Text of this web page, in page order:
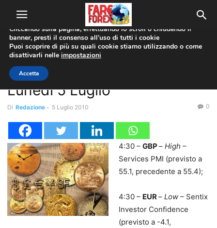
Home Analisi Tecnica
Analisi Tecnica
Forex Market Movers –
Lunedì 5 Luglio
Di Redazione - 5 Luglio 2010 0
4:30 – GBP – High –
Services PMI (previsto a
55.1, precedente a 55.4);
4:30 – EUR– Low – Sentix
Investor Confidence
(previsto a -4.1,
Utilizziamo i cookie per offrirti la migliore esperienza sul nostro
sito web.
Cliccando sulla pagina, effettuando lo scroll o chiudendo il
banner, presti il consenso all’uso di tutti i cookie
Puoi scoprire di più su quali cookie stiamo utilizzando o come
disattivarli nelle impostazioni
Accetta